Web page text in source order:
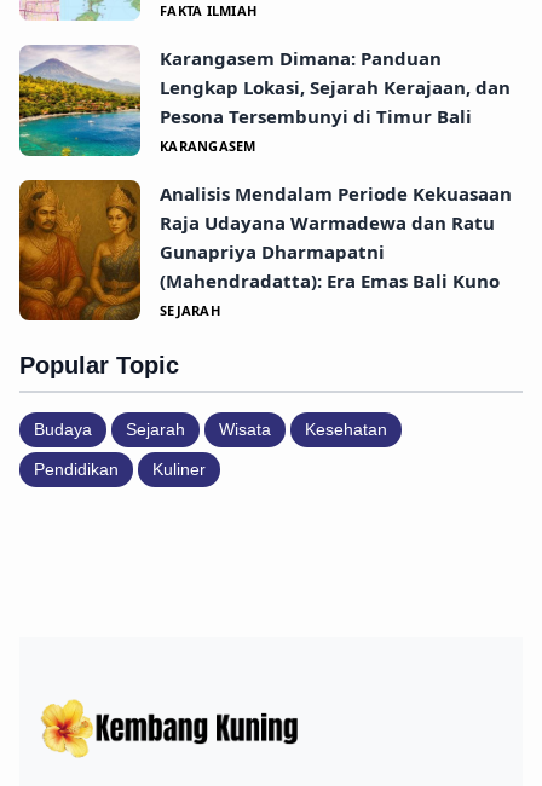
FAKTA ILMIAH
Karangasem Dimana: Panduan
Lengkap Lokasi, Sejarah Kerajaan, dan
Pesona Tersembunyi di Timur Bali
KARANGASEM
Analisis Mendalam Periode Kekuasaan
Raja Udayana Warmadewa dan Ratu
Gunapriya Dharmapatni
(Mahendradatta): Era Emas Bali Kuno
SEJARAH
Popular Topic
Budaya Sejarah Wisata Kesehatan
Pendidikan Kuliner